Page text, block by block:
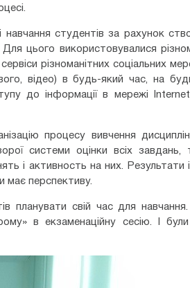
навчання студентів за рахунок
цього використовувалися
різноманітних соціальних
відео) в будь-який час, на
до інформації в мережі
процесу вивчення
системи оцінки всіх завдань,
і активность на них. Результати
перспективу.
планувати свій час для навчання.
в екзаменаційну сесію. І